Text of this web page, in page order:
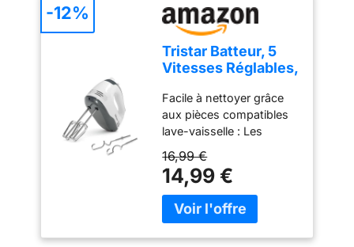
Tristar Batteur, 5
Vitesses Réglables,
Ergonomique,
Fouets et Crochets
Inox, Pièces
Compatibles Lave-
Vaisselle, Sans
BPA, Compact et
Pratique, Avec
Bouton Éjecteur,
MX-4203
Facile à nettoyer grâce
aux pièces compatibles
lave-vaisselle : Les
accessoires en acier
inoxydable, comme les
crochets et fouets, sont
détachables et lavables
au lave-vaisselle pour un
16,99 €
14,99 €
-12%